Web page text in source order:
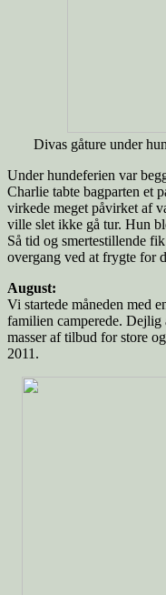
Divas gåture under
Under hundeferien var
Charlie tabte bagparten et
virkede meget påvirket af
ville slet ikke gå tur. Hun
Så tid og smertestillende
overgang ved at frygte for
August:
Vi startede måneden med
familien camperede. Dejlig
masser af tilbud for store
2011.